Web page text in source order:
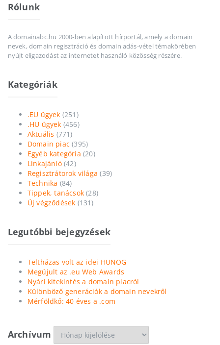
Rólunk
A domainabc.hu 2000-ben alapított hírportál, amely a domain
nevek, domain regisztráció és domain adás-vétel témakörében
nyújt eligazodást az internetet használó közösség részére.
Kategóriák
.EU ügyek (251)
.HU ügyek (456)
Aktuális (771)
Domain piac (395)
Egyéb kategória (20)
Linkajánló(42)
Regisztrátorok világa (39)
Technika (84)
Tippek, tanácsok (28)
Új végződések (131)
Legutóbbi bejegyzések
Teltházas volt az idei HUNOG
Megújult az .eu Web Awards
Nyári kitekintés a domain piacról
Különböző generációk a domain nevekről
Mérföldkő: 40 éves a .com
Archívum